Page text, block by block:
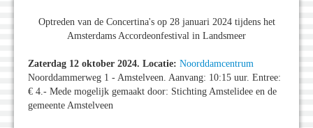
Optreden van de Concertina's op 28 januari 2024 tijdens het
Amsterdams Accordeonfestival in Landsmeer
Zaterdag 12 oktober 2024. Locatie: Noorddamcentrum
Noorddammerweg 1 - Amstelveen. Aanvang: 10:15 uur. Entree:
€ 4.- Mede mogelijk gemaakt door: Stichting Amstelidee en de
gemeente Amstelveen